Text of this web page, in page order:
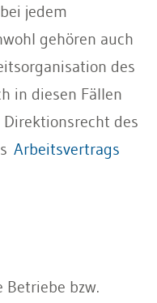
jedem
gehören auch
des
in diesen Fällen
des
Arbeitsvertrags
Betriebe bzw.